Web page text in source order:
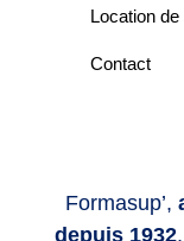
Formasup’,
depuis 1932
Location de
Contact